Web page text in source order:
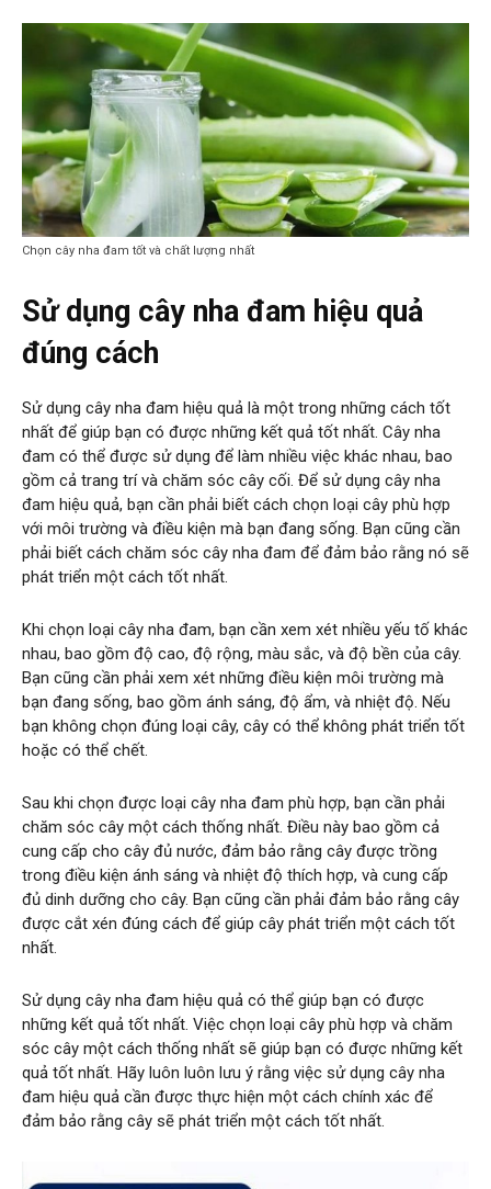
Chọn cây nha đam tốt và chất lượng nhất
Sử dụng cây nha đam hiệu quả
đúng cách
Sử dụng cây nha đam hiệu quả là một trong những cách tốt
nhất để giúp bạn có được những kết quả tốt nhất. Cây nha
đam có thể được sử dụng để làm nhiều việc khác nhau, bao
gồm cả trang trí và chăm sóc cây cối. Để sử dụng cây nha
đam hiệu quả, bạn cần phải biết cách chọn loại cây phù hợp
với môi trường và điều kiện mà bạn đang sống. Bạn cũng cần
phải biết cách chăm sóc cây nha đam để đảm bảo rằng nó sẽ
phát triển một cách tốt nhất.
Khi chọn loại cây nha đam, bạn cần xem xét nhiều yếu tố khác
nhau, bao gồm độ cao, độ rộng, màu sắc, và độ bền của cây.
Bạn cũng cần phải xem xét những điều kiện môi trường mà
bạn đang sống, bao gồm ánh sáng, độ ẩm, và nhiệt độ. Nếu
bạn không chọn đúng loại cây, cây có thể không phát triển tốt
hoặc có thể chết.
Sau khi chọn được loại cây nha đam phù hợp, bạn cần phải
chăm sóc cây một cách thống nhất. Điều này bao gồm cả
cung cấp cho cây đủ nước, đảm bảo rằng cây được trồng
trong điều kiện ánh sáng và nhiệt độ thích hợp, và cung cấp
đủ dinh dưỡng cho cây. Bạn cũng cần phải đảm bảo rằng cây
được cắt xén đúng cách để giúp cây phát triển một cách tốt
nhất.
Sử dụng cây nha đam hiệu quả có thể giúp bạn có được
những kết quả tốt nhất. Việc chọn loại cây phù hợp và chăm
sóc cây một cách thống nhất sẽ giúp bạn có được những kết
quả tốt nhất. Hãy luôn luôn lưu ý rằng việc sử dụng cây nha
đam hiệu quả cần được thực hiện một cách chính xác để
đảm bảo rằng cây sẽ phát triển một cách tốt nhất.